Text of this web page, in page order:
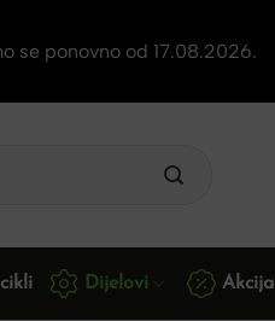
se ponovno od 17.08.2026.
Dijelovi Akcija